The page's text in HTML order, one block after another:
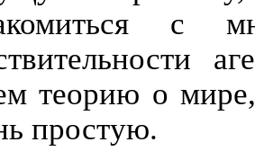
с
теорию о
простую.